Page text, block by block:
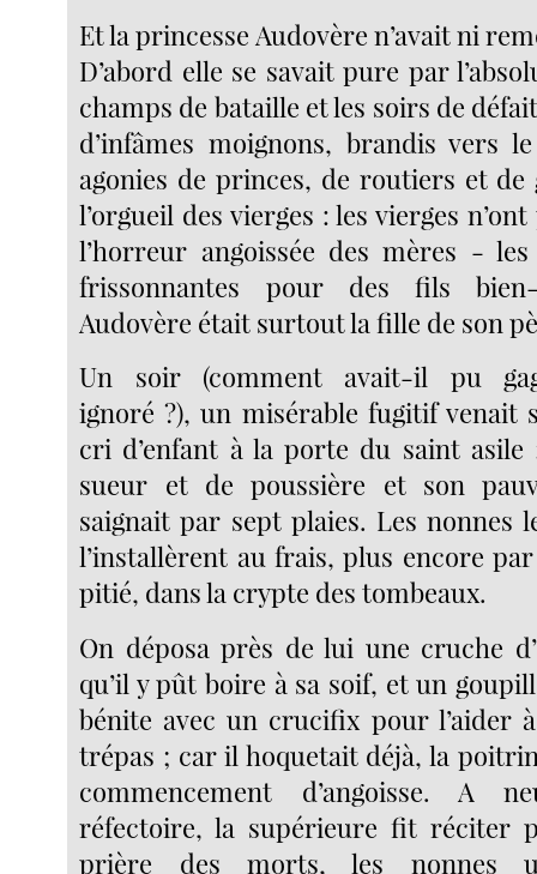
Et la princesse Audovère n’avait ni
D’abord elle se savait pure par
champs de bataille et les soirs de
d’infâmes moignons, brandis vers
agonies de princes, de routiers et de
l’orgueil des vierges : les vierges
l’horreur angoissée des mères -
frissonnantes pour des fils
Audovère était surtout la fille de son
Un soir (comment avait-il pu
ignoré ?), un misérable fugitif venait
cri d’enfant à la porte du saint
sueur et de poussière et son
saignait par sept plaies. Les nonnes
l’installèrent au frais, plus encore
pitié, dans la crypte des tombeaux.
On déposa près de lui une cruche
qu’il y pût boire à sa soif, et un
bénite avec un crucifix pour l’aider
trépas ; car il hoquetait déjà, la
commencement d’angoisse. A
réfectoire, la supérieure fit réciter
prière des morts, les nonnes